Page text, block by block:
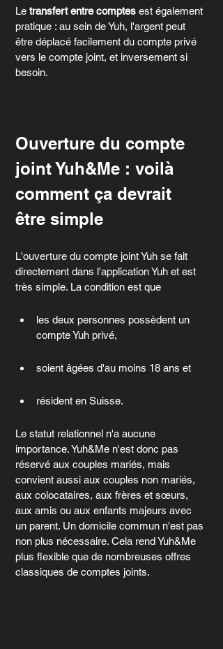
Le transfert entre comptes est également
pratique : au sein de Yuh, l'argent peut
être déplacé facilement du compte privé
vers le compte joint, et inversement si
besoin.
Ouverture du compte
joint Yuh&Me : voilà
comment ça devrait
être simple
L'ouverture du compte joint Yuh se fait
directement dans l'application Yuh et est
très simple. La condition est que
les deux personnes possèdent un
compte Yuh privé,
soient âgées d'au moins 18 ans et
résident en Suisse.
Le statut relationnel n'a aucune
importance. Yuh&Me n'est donc pas
réservé aux couples mariés, mais
convient aussi aux couples non mariés,
aux colocataires, aux frères et sœurs,
aux amis ou aux enfants majeurs avec
un parent. Un domicile commun n'est pas
non plus nécessaire. Cela rend Yuh&Me
plus flexible que de nombreuses offres
classiques de comptes joints.